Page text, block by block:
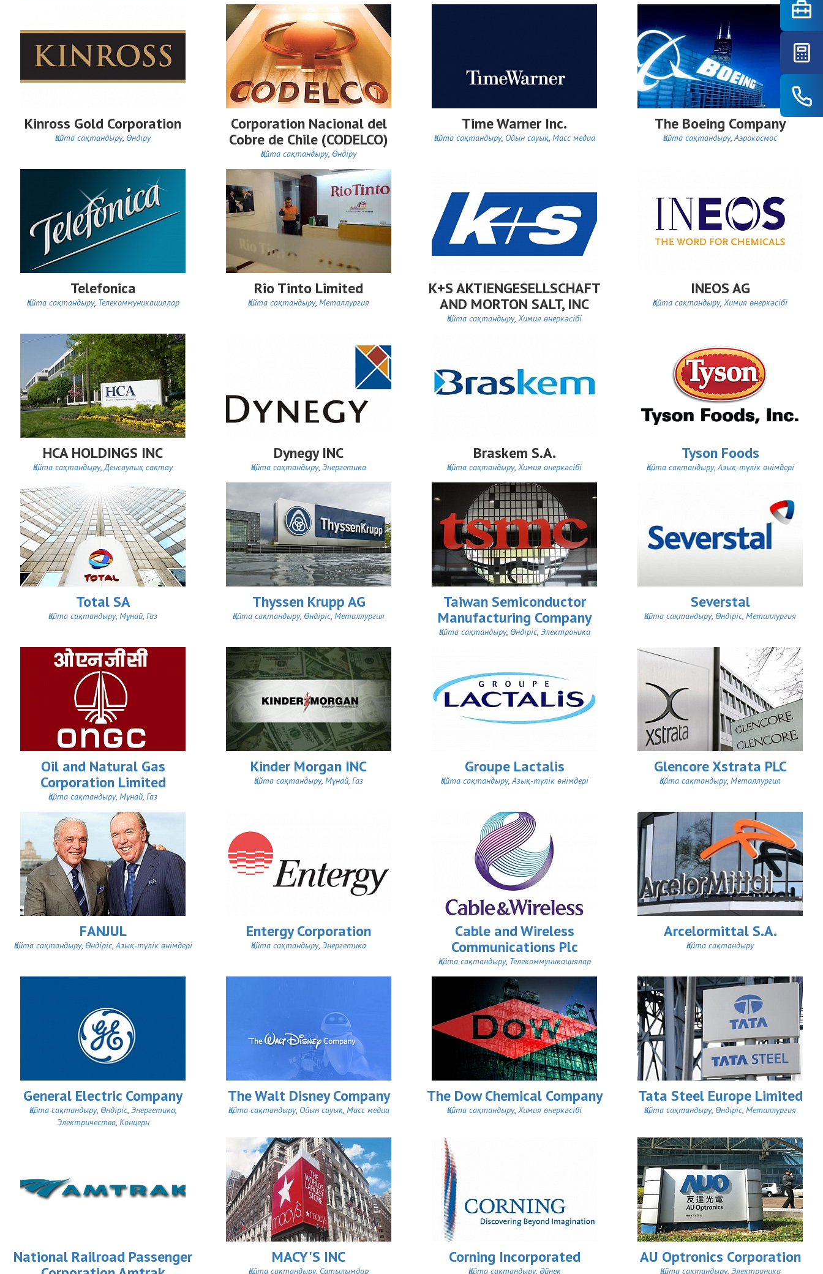
Kinross Gold Corporation
Қайта сақтандыру, Өндіру
Corporation Nacional del
Cobre de Chile (CODELCO)
Қайта сақтандыру, Өндіру
Time Warner Inc.
Қайта сақтандыру, Ойын сауық, Масс медиа
The Boeing Company
Қайта сақтандыру,Аэрокосмос
Telefonica
Қайта сақтандыру, Телекоммуникациялар
Rio Tinto Limited
Қайта сақтандыру, Металлургия
K+S AKTIENGESELLSCHAFT
AND MORTON SALT, INC
Қайта сақтандыру, Химия өнеркәсібі
INEOS AG
Қайта сақтандыру, Химия өнеркәсібі
HCA HOLDINGS INC
Қайта сақтандыру,Денсаулық сақтау
Dynegy INC
Қайта сақтандыру, Энергетика
Braskem S.A.
Қайта сақтандыру, Химия өнеркәсібі
Tyson Foods
Қайта сақтандыру,Азық-түлік өнімдері
Total SA
Қайта сақтандыру, Мұнай, Газ
Thyssen Krupp AG
Қайта сақтандыру, Өндіріс, Металлургия
Taiwan Semiconductor
Manufacturing Company
Қайта сақтандыру, Өндіріс, Электроника
Severstal
Қайта сақтандыру, Өндіріс, Металлургия
Oil and Natural Gas
Corporation Limited
Қайта сақтандыру, Мұнай, Газ
Kinder Morgan INC
Қайта сақтандыру, Мұнай, Газ
Groupe Lactalis
Қайта сақтандыру,Азық-түлік өнімдері
Glencore Xstrata PLC
Қайта сақтандыру, Металлургия
FANJUL
Қайта сақтандыру, Өндіріс,Азық-түлік өнімдері
Entergy Corporation
Қайта сақтандыру, Энергетика
Cable and Wireless
Communications Plc
Қайта сақтандыру, Телекоммуникациялар
Arcelormittal S.A.
Қайта сақтандыру
General Electric Company
Қайта сақтандыру, Өндіріс, Энергетика,
Электричество, Концерн
The Walt Disney Company
Қайта сақтандыру, Ойын сауық, Масс медиа
The Dow Chemical Company
Қайта сақтандыру, Химия өнеркәсібі
Tata Steel Europe Limited
Қайта сақтандыру, Өндіріс, Металлургия
National Railroad Passenger
MACY'S INC
Қайта сақтандыру, Сатылымдар
Corning Incorporated
Қайта сақтандыру, Әйнек
AU Optronics Corporation
Қайта сақтандыру, Электроника